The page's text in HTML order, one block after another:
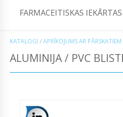
FARMACEITISKAS IEKĀRTAS
KATALOGI /APRĪKOJUMS AR PĀRSKATIEM
ALUMINIJA / PVC